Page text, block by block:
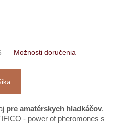
Možnosti doručenia
pre amatérskych hladkáčov.
- power of pheromones s